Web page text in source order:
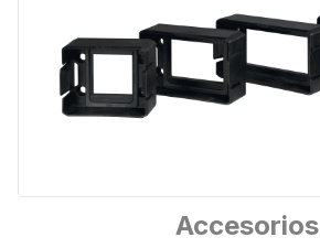
Accesorios